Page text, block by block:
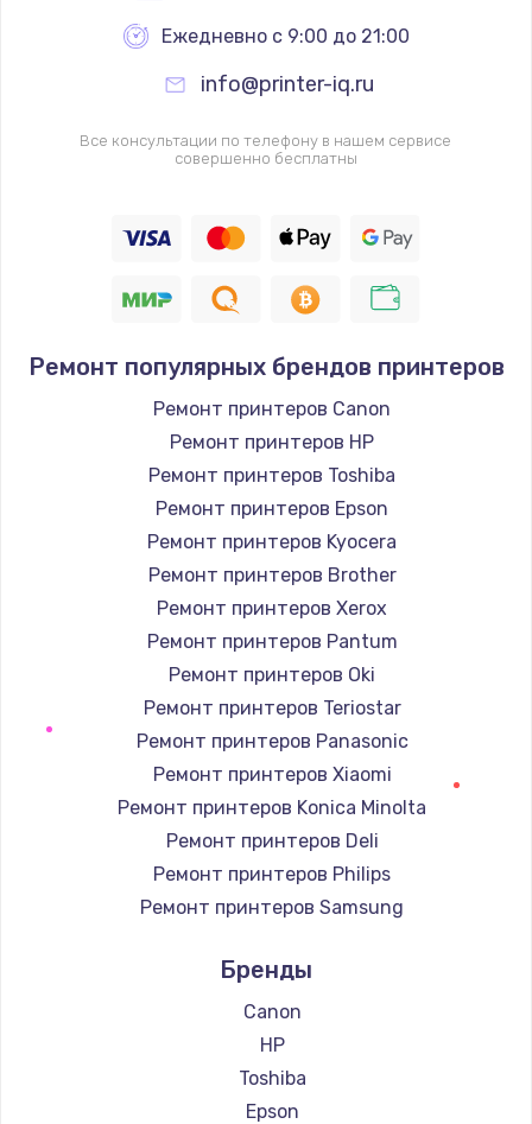
Ежедневно с 9:00 до 21:00
info@printer-iq.ru
Все консультации по телефону в нашем сервисе
совершенно бесплатны
Ремонт популярных брендов принтеров
Ремонт принтеров Canon
Ремонт принтеров HP
Ремонт принтеров Toshiba
Ремонт принтеров Epson
Ремонт принтеров Kyocera
Ремонт принтеров Brother
Ремонт принтеров Xerox
Ремонт принтеров Pantum
Ремонт принтеров Oki
Ремонт принтеров Teriostar
Ремонт принтеров Panasonic
Ремонт принтеров Xiaomi
Ремонт принтеров Konica Minolta
Ремонт принтеров Deli
Ремонт принтеров Philips
Ремонт принтеров Samsung
Ремонт принтеров Lexmark
Ремонт принтеров Sharp
Ремонт принтеров TSC
Ремонт принтеров Fujitsu
Ремонт принтеров Godex
Бренды
Canon
HP
Toshiba
Epson